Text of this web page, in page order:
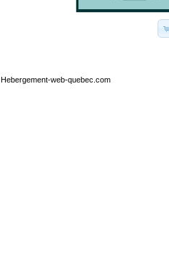
Hebergement-web-quebec.com